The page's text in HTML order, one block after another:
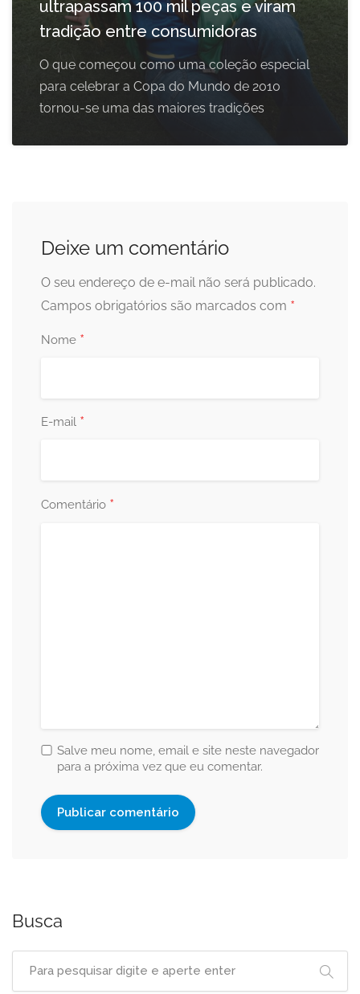
ultrapassam 100 mil peças e viram
tradição entre consumidoras
O que começou como uma coleção especial
para celebrar a Copa do Mundo de 2010
tornou-se uma das maiores tradições
Deixe um comentário
O seu endereço de e-mail não será publicado.
Campos obrigatórios são marcados com *
Nome *
E-mail *
Comentário *
Salve meu nome, email e site neste navegador
para a próxima vez que eu comentar.
Busca